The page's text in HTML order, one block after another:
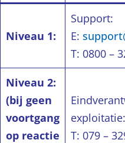
Niveau 1:
Support:
E:
T: 0800 –
Niveau 2:
(bij geen
voortgang
op reactie
exploitatie:
T: 079 –